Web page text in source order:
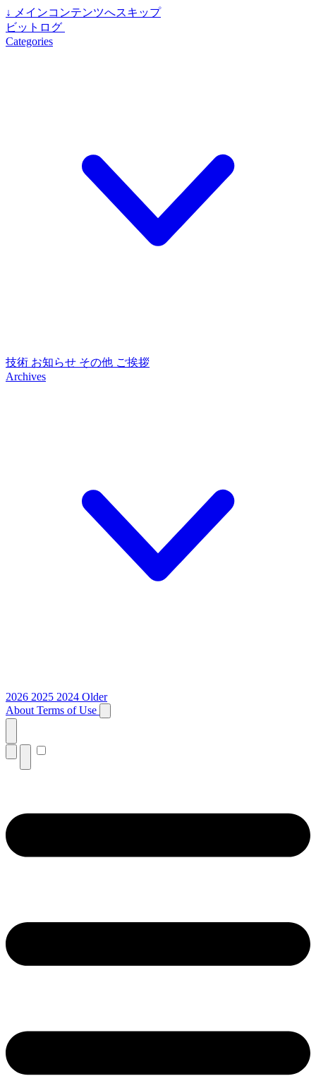
↓ メインコンテンツへスキップ
ビットログ
Categories
技術 お知らせ その他 ご挨拶
Archives
2026 2025 2024 Older
About Terms of Use